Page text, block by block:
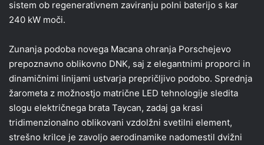
sistem ob regenerativnem zaviranju polni baterijo s kar
240 kW moči.
Zunanja podoba novega Macana ohranja Porschejevo
prepoznavno oblikovno DNK, saj z elegantnimi proporci in
dinamičnimi linijami ustvarja prepričljivo podobo. Sprednja
žarometa z možnostjo matrične LED tehnologije sledita
slogu električnega brata Taycan, zadaj ga krasi
tridimenzionalno oblikovani vzdolžni svetilni element,
strešno krilce je zavoljo aerodinamike nadomestil dvižni